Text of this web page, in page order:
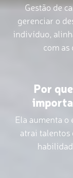
Gestão de
gerenciar o
indivíduo,
com
Por
Ela aumenta o
atrai talentos